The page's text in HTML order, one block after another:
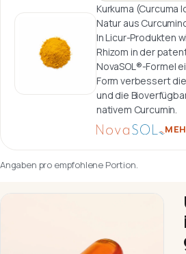
Kurkuma (Curcuma
Natur aus
In Licur-Produkten
Rhizom in der
NovaSOL®-Formel
Form verbessert
und die
nativem Curcumin.
Angaben pro empfohlene Portion.